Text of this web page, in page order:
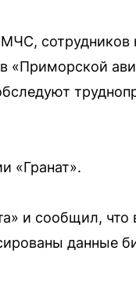
сотрудников
«Приморской
«Гранат».
и сообщил, что
данные